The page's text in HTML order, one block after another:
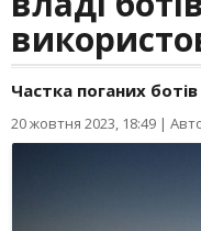
Частка поганих
20 жовтня 2023, 18:49 |